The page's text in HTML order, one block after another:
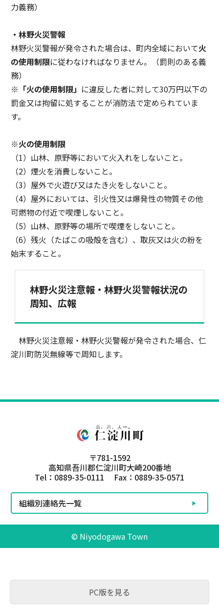
力義務）
・林野火災警報
林野火災警報が発令された場合は、町内全域において火
の使用制限に従わなければなりません。（罰則のある義
務）
※ 「火の使用制限」 に違反した者に対して30万円以下の
罰金又は拘留に処することが消防法で定められていま
す。
※火の使用制限
（1）山林、原野等において火入れをしないこと。
（2）煙火を消費しないこと。
（3）屋外で火遊び又はたき火をしないこと。
（4）屋外においては、引火性又は爆発性の物質その他
可燃物の付近で喫煙しないこと。
（5）山林、原野等の場所で喫煙をしないこと。
（6）残火（たばこの吸殻を含む）、取灰又は火の粉を
始末すること。
林野火災注意報・林野火災警報状況の
周知、広報
林野火災注意報・林野火災警報が発令された場合、仁
淀川町防災無線等で周知します。
〒781-1592
高知県吾川郡仁淀川町大崎200番地
Tel：0889-35-0111 Fax：0889-35-0571
組織別連絡先一覧
© Niyodogawa Town
PC版を見る